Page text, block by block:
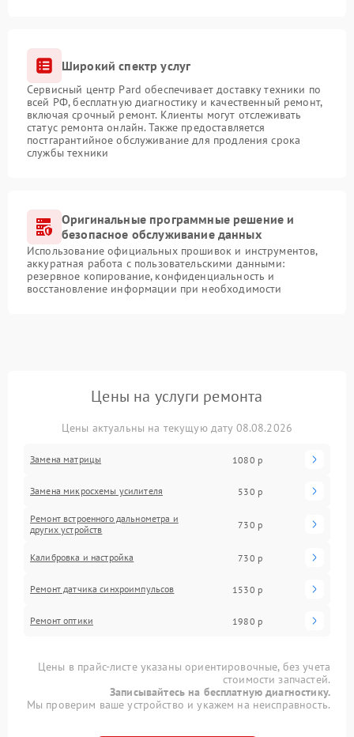
Широкий спектр услуг
Сервисный центр Pard обеспечивает доставку техники по
всей РФ, бесплатную диагностику и качественный ремонт,
включая срочный ремонт. Клиенты могут отслеживать
статус ремонта онлайн. Также предоставляется
постгарантийное обслуживание для продления срока
службы техники
Оригинальные программные решение и
безопасное обслуживание данных
Использование официальных прошивок и инструментов,
аккуратная работа с пользовательскими данными:
резервное копирование, конфиденциальность и
восстановление информации при необходимости
Цены на услуги ремонта
Цены актуальны на текущую дату 08.08.2026
Замена матрицы 1080 р
Замена микросхемы усилителя 530 р
Ремонт встроенного дальнометра и
других устройств
730 р
Калибровка и настройка 730 р
Ремонт датчика синхроимпульсов 1530 р
Ремонт оптики 1980 р
Цены в прайс-листе указаны ориентировочные, без учета
стоимости запчастей.
Записывайтесь на бесплатную диагностику.
Мы проверим ваше устройство и укажем на неисправность.